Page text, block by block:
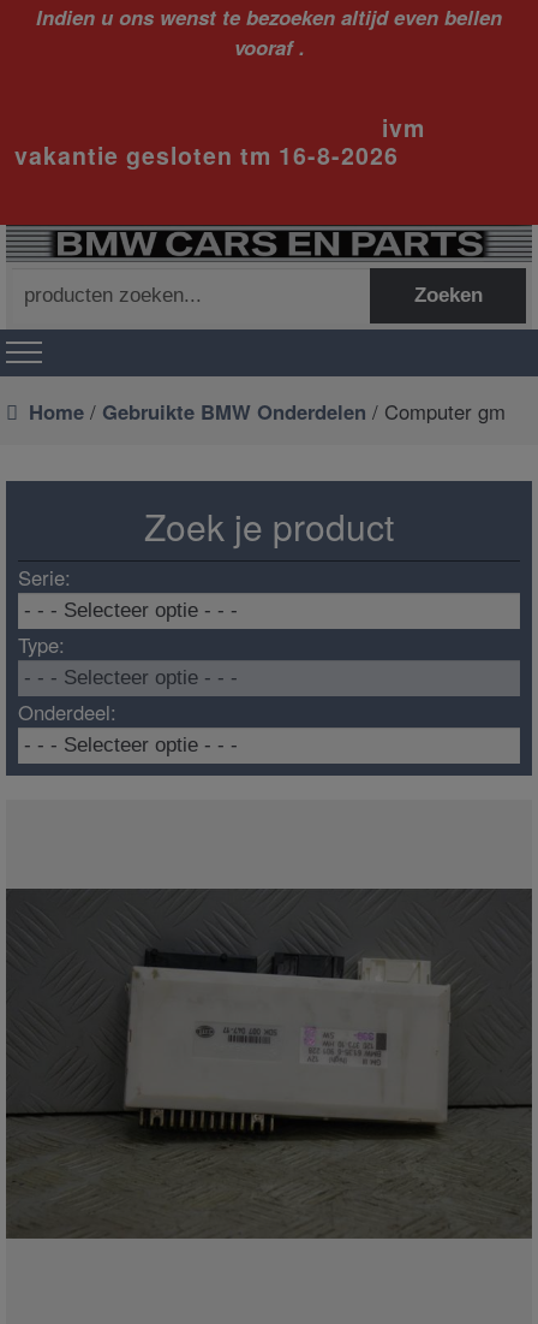
Indien u ons wenst te bezoeken altijd even bellen
vooraf .
ivm
vakantie gesloten tm 16-8-2026
naar:
Zoeken
Home / Gebruikte BMW Onderdelen / Computer gm
Zoek je product
Serie:
Type:
Onderdeel: